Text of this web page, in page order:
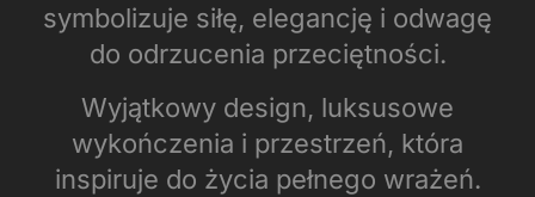
symbolizuje siłę, elegancję i odwagę
do odrzucenia przeciętności.
Wyjątkowy design, luksusowe
wykończenia i przestrzeń, która
inspiruje do życia pełnego wrażeń.